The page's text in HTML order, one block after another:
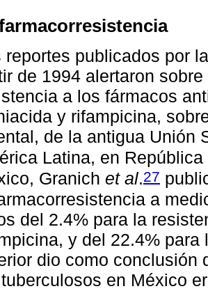
reportes publicados por
de 1994 alertaron
a los fármacos
y rifampicina,
de la antigua Unión
Latina, en
Granich et al.27
a
del 2.4% para la
y del 22.4%
dio como conclusión
en México